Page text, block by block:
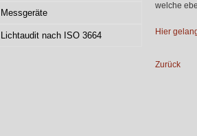
welche
Hier
Zurück
Messgeräte
Lichtaudit nach ISO 3664